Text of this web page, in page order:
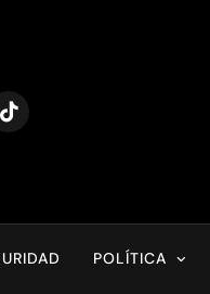
POLÍTICA